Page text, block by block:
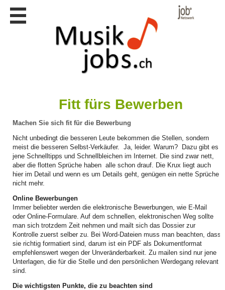
Stellen
WERBUNG
publizieren
JOB-
App's
Lehrstellen
finden
Lehrstellen
gratis
inserieren
Fitt fürs Bewerben
Machen Sie sich fit für die Bewerbung
Nicht unbedingt die besseren Leute bekommen die Stellen, sondern
meist die besseren Selbst-Verkäufer. Ja, leider. Warum? Dazu gibt es
jene Schnelltipps und Schnellbleichen im Internet. Die sind zwar nett,
aber die flotten Sprüche haben alle schon drauf. Die Krux liegt auch
hier im Detail und wenn es um Details geht, genügen ein nette Sprüche
nicht mehr.
Online Bewerbungen
Immer beliebter werden die elektronische Bewerbungen, wie E-Mail
oder Online-Formulare. Auf dem schnellen, elektronischen Weg sollte
man sich trotzdem Zeit nehmen und mailt sich das Dossier zur
Kontrolle zuerst selber zu. Bei Word-Dateien muss man beachten, dass
sie richtig formatiert sind, darum ist ein PDF als Dokumentformat
empfehlenswert wegen der Unveränderbarkeit. Zu mailen sind nur jene
Unterlagen, die für die Stelle und den persönlichen Werdegang relevant
sind.
Die wichtigsten Punkte, die zu beachten sind